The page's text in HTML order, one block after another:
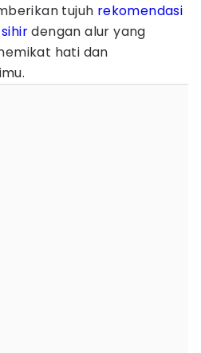
tujuh rekomendasi
sihirdengan alur yang
hati dan